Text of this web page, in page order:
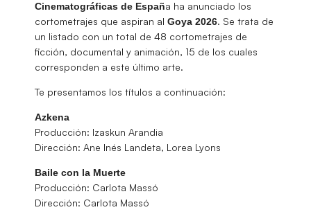
Cinematográficas de España ha anunciado los
cortometrajes que aspiran al Goya 2026. Se trata de
un listado con un total de 48 cortometrajes de
ficción, documental y animación, 15 de los cuales
corresponden a este último arte.
Te presentamos los títulos a continuación:
Azkena
Producción: Izaskun Arandia
Dirección: Ane Inés Landeta, Lorea Lyons
Baile con la Muerte
Producción: Carlota Massó
Dirección: Carlota Massó